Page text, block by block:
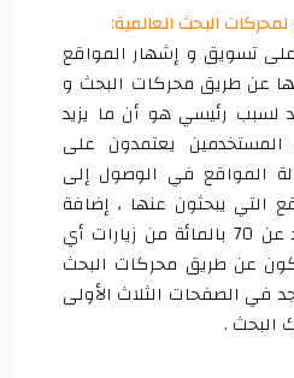
البحث العالمية:
تسويق و إشهار المواقع
عن طريق محركات البحث و
لسبب رئيسي هو أن ما يزيد
من المستخدمين يعتمدون على
المواقع في الوصول إلى
التي يبحثون عنها ، إضافة
إلى ذلك فإن ما يزيد عن 70 بالمائة من زيارات أي
عن طريق محركات البحث
في الصفحات الثلاث الأولى
البحث .